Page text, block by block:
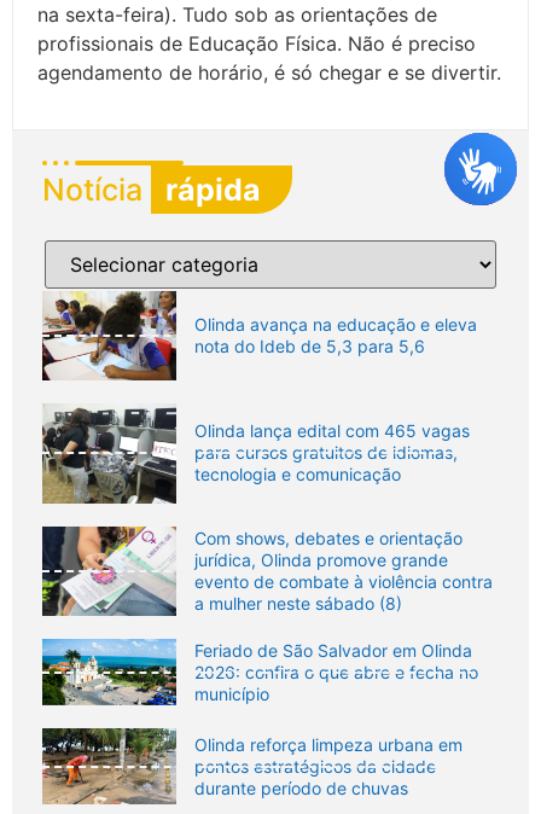
na sexta-feira). Tudo sob as orientações de
profissionais de Educação Física. Não é preciso
agendamento de horário, é só chegar e se divertir.
Notícia rápida
Olinda avança na educação e eleva
nota do Ideb de 5,3 para 5,6
Olinda lança edital com 465 vagas
para cursos gratuitos de idiomas,
tecnologia e comunicação
Com shows, debates e orientação
jurídica, Olinda promove grande
evento de combate à violência contra
a mulher neste sábado (8)
Feriado de São Salvador em Olinda
2026: confira o que abre e fecha no
município
Olinda reforça limpeza urbana em
pontos estratégicos da cidade
durante período de chuvas